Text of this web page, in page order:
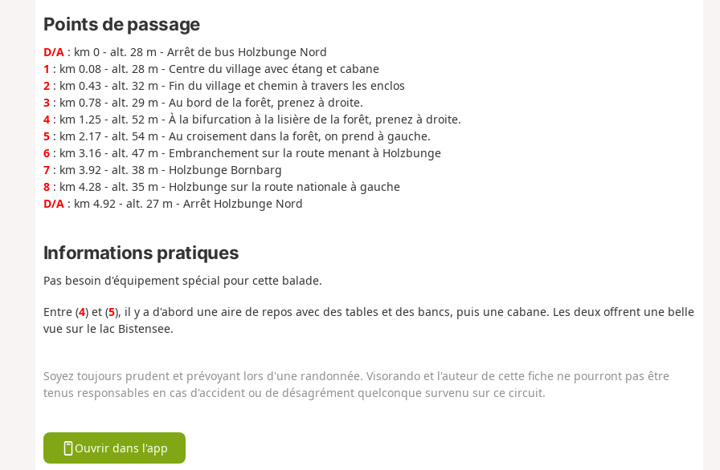
Points de passage
D/A: km 0 - alt. 28 m - Arrêt de bus Holzbunge Nord
1 : km 0.08 - alt. 28 m - Centre du village avec étang et cabane
2: km 0.43 - alt. 32 m - Fin du village et chemin à travers les enclos
3: km 0.78 - alt. 29 m - Au bord de la forêt, prenez à droite.
4: km 1.25 - alt. 52 m - À la bifurcation à la lisière de la forêt, prenez à droite.
5: km 2.17 - alt. 54 m - Au croisement dans la forêt, on prend à gauche.
6: km 3.16 - alt. 47 m - Embranchement sur la route menant à Holzbunge
7: km 3.92 - alt. 38 m - Holzbunge Bornbarg
8: km 4.28 - alt. 35 m - Holzbunge sur la route nationale à gauche
D/A: km 4.92 - alt. 27 m - Arrêt Holzbunge Nord
Informations pratiques
Pas besoin d'équipement spécial pour cette balade.
Entre (4) et (5), il y a d'abord une aire de repos avec des tables et des bancs, puis une cabane. Les deux offrent une belle
vue sur le lac Bistensee.
Soyez toujours prudent et prévoyant lors d'une randonnée. Visorando et l'auteur de cette fiche ne pourront pas être
tenus responsables en cas d'accident ou de désagrément quelconque survenu sur ce circuit.
Ouvrir dans l'app